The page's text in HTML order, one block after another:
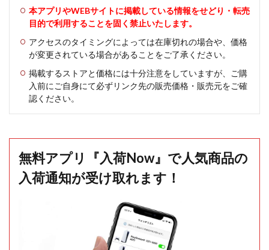
本アプリやWEBサイトに掲載している情報をせどり・転売
目的で利用することを固く禁止いたします。
アクセスのタイミングによっては在庫切れの場合や、価格
が変更されている場合があることをご了承ください。
掲載するストアと価格には十分注意をしていますが、ご購
入前にご自身にて必ずリンク先の販売価格・販売元をご確
認ください。
無料アプリ『入荷Now』で人気商品の
入荷通知が受け取れます！